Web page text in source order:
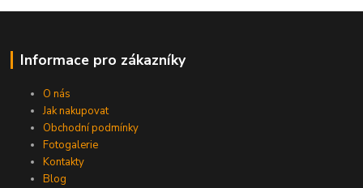
Informace pro zákazníky
O nás
Jak nakupovat
Obchodní podmínky
Fotogalerie
Kontakty
Blog